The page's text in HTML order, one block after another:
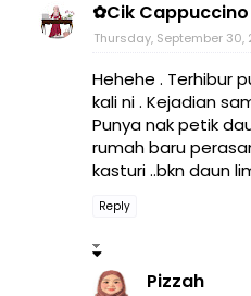
✿Cik
Thursday, September 30,
Hehehe . Terhibur
kali ni . Kejadian
Punya nak petik
rumah baru
kasturi ..bkn daun
Reply
Pizzah